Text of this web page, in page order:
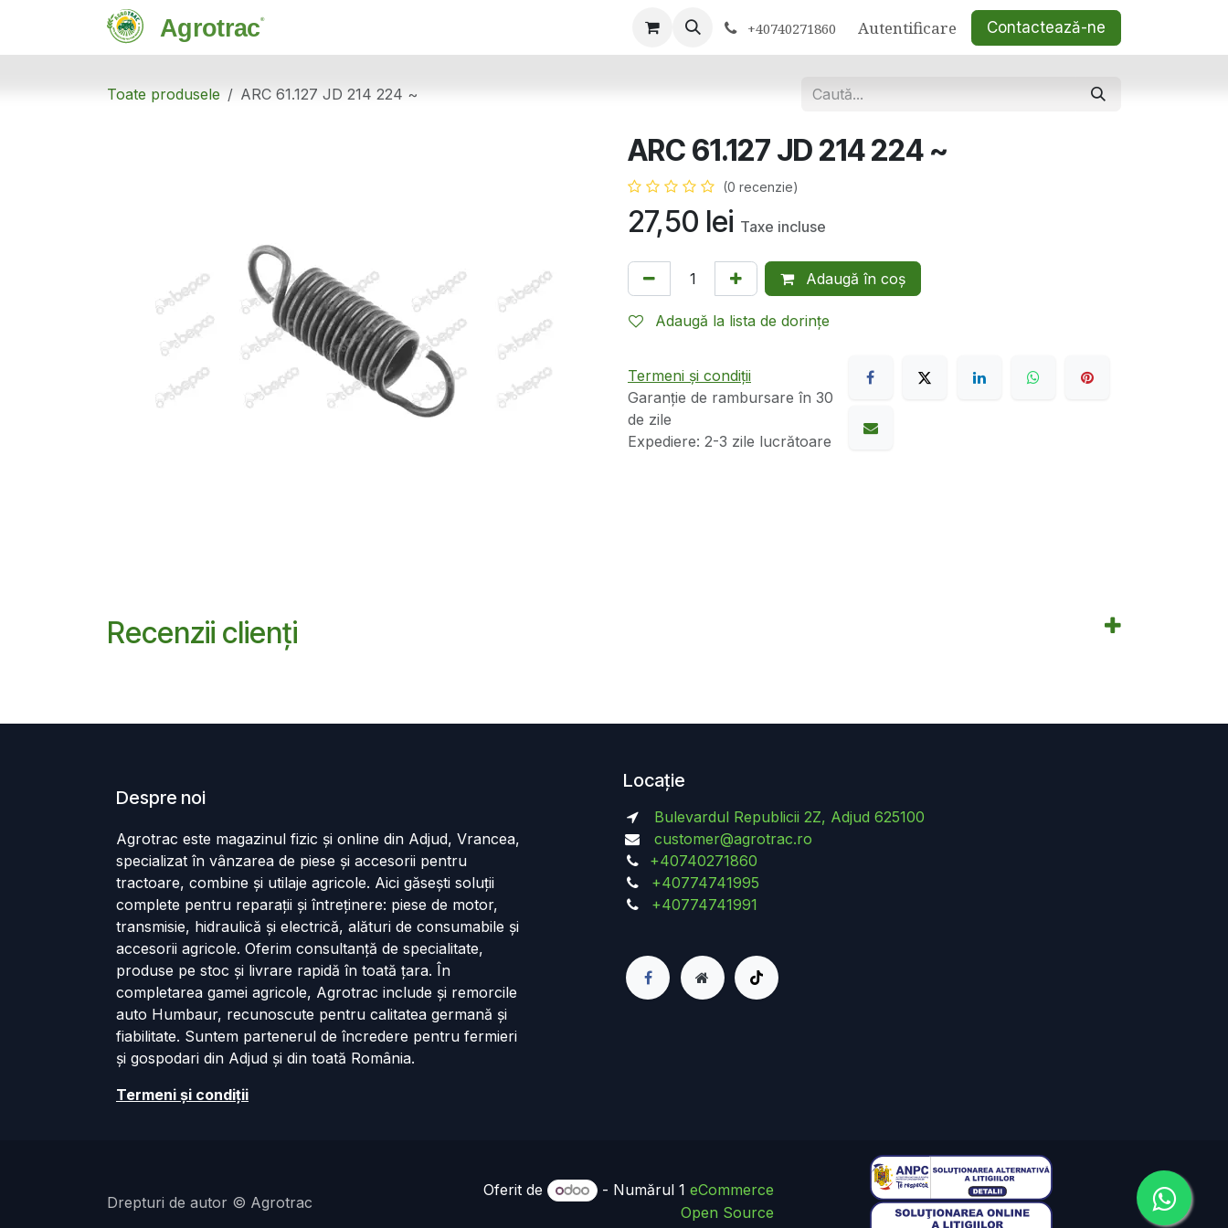
+40740271860 Autentificare Contactează-ne
Toate produsele ARC 61.127 JD 214 224 ~
ARC 61.127 JD 214 224 ~
(0 recenzie)
27,50 lei Taxe incluse
Adaugă în coș
Adaugă la lista de dorințe
Termeni și condiții
Garanție de rambursare în 30
de zile
Expediere: 2-3 zile lucrătoare
Recenzii clienți
Locație
Bulevardul Republicii 2Z, Adjud 625100
customer@agrotrac.ro
+40740271860
+40774741995
+40774741991
Despre noi
Agrotrac este magazinul fizic și online din Adjud, Vrancea,
specializat în vânzarea de piese și accesorii pentru
tractoare, combine și utilaje agricole. Aici găsești soluții
complete pentru reparații și întreținere: piese de motor,
transmisie, hidraulică și electrică, alături de consumabile și
accesorii agricole. Oferim consultanță de specialitate,
produse pe stoc și livrare rapidă în toată țara. În
completarea gamei agricole, Agrotrac include și remorcile
auto Humbaur, recunoscute pentru calitatea germană și
fiabilitate. Suntem partenerul de încredere pentru fermieri
și gospodari din Adjud și din toată România.
Termeni și cond​iții
Drepturi de autor © Agrotrac
Oferit de - Numărul 1 eCommerce
Open Source